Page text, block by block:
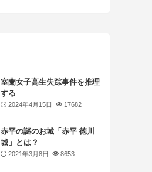
室蘭女子高生失踪事件を推理
する
2024年4月15日 17682
赤平の謎のお城「赤平 徳川
城」とは？
2021年3月8日 8653